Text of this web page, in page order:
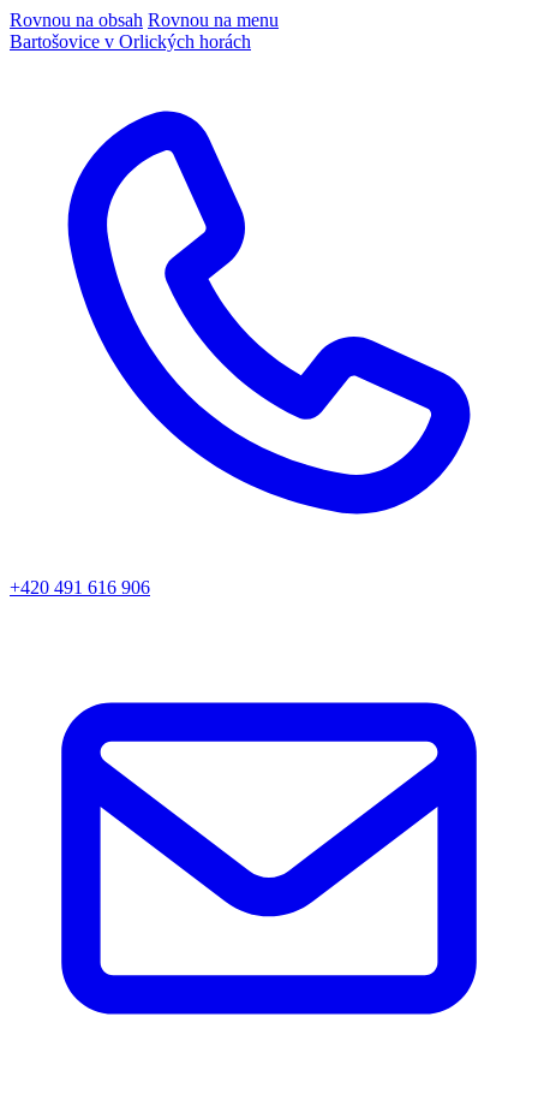
Rovnou na obsah Rovnou na menu
Bartošovice v Orlických horách
+420 491 616 906